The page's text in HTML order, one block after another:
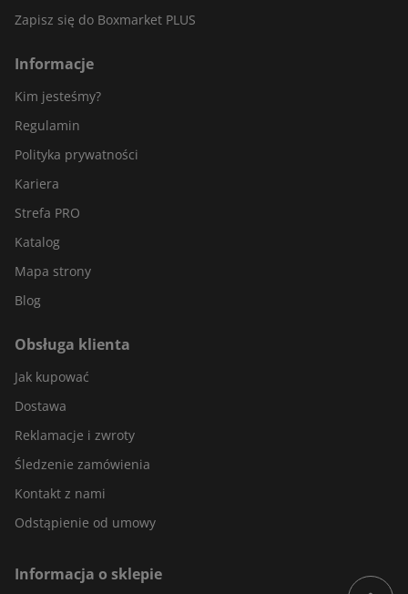
Zapisz się do Boxmarket PLUS
Informacje
Kim jesteśmy?
Regulamin
Polityka prywatności
Kariera
Strefa PRO
Katalog
Mapa strony
Blog
Obsługa klienta
Jak kupować
Dostawa
Reklamacje i zwroty
Śledzenie zamówienia
Kontakt z nami
Odstąpienie od umowy
Informacja o sklepie